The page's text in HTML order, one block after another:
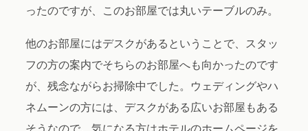
ったのですが、このお部屋では丸いテーブルのみ。
他のお部屋にはデスクがあるということで、スタッ
フの方の案内でそちらのお部屋へも向かったのです
が、残念ながらお掃除中でした。ウェディングやハ
ネムーンの方には、デスクがある広いお部屋もある